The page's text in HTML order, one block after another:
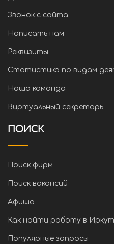
Звонок с сайта
Написать нам
Реквизиты
Статистика по видам
Наша команда
Виртуальный секретарь
ПОИСК
Поиск фирм
Поиск вакансий
Афиша
Как найти работу в
Популярные запросы